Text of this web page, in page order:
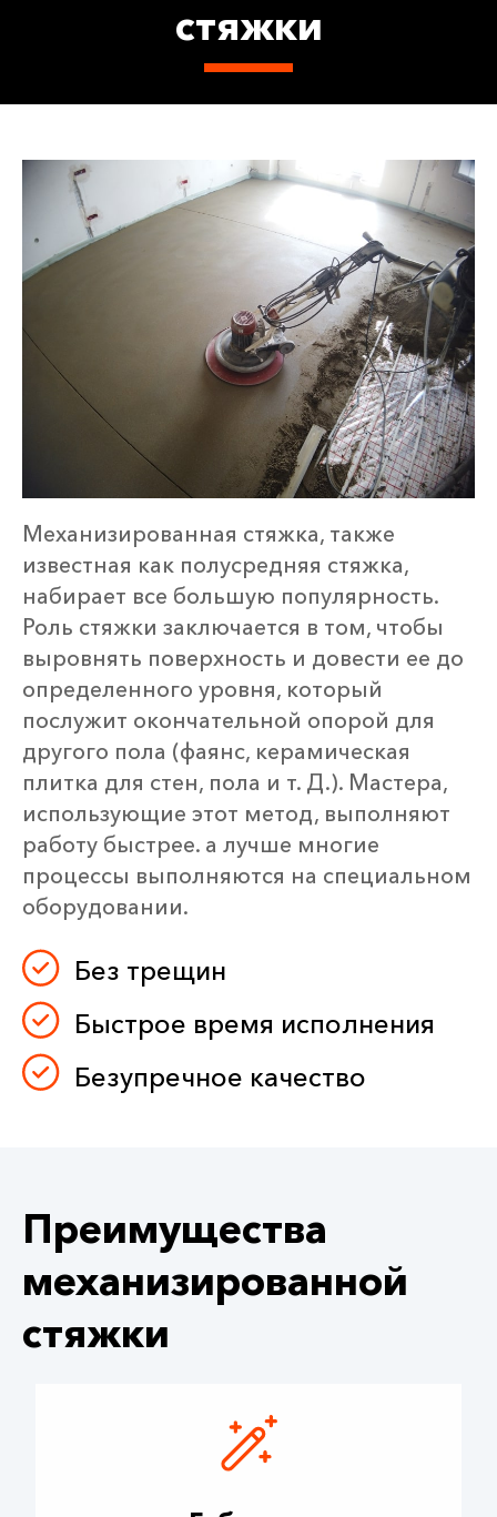
стяжки
Механизированная стяжка, также
известная как полусредняя стяжка,
набирает все большую популярность.
Роль стяжки заключается в том, чтобы
выровнять поверхность и довести ее до
определенного уровня, который
послужит окончательной опорой для
другого пола (фаянс, керамическая
плитка для стен, пола и т. Д.). Мастера,
использующие этот метод, выполняют
работу быстрее. а лучше многие
процессы выполняются на специальном
оборудовании.
Без трещин
Быстрое время исполнения
Безупречное качество
Преимущества
механизированной
стяжки